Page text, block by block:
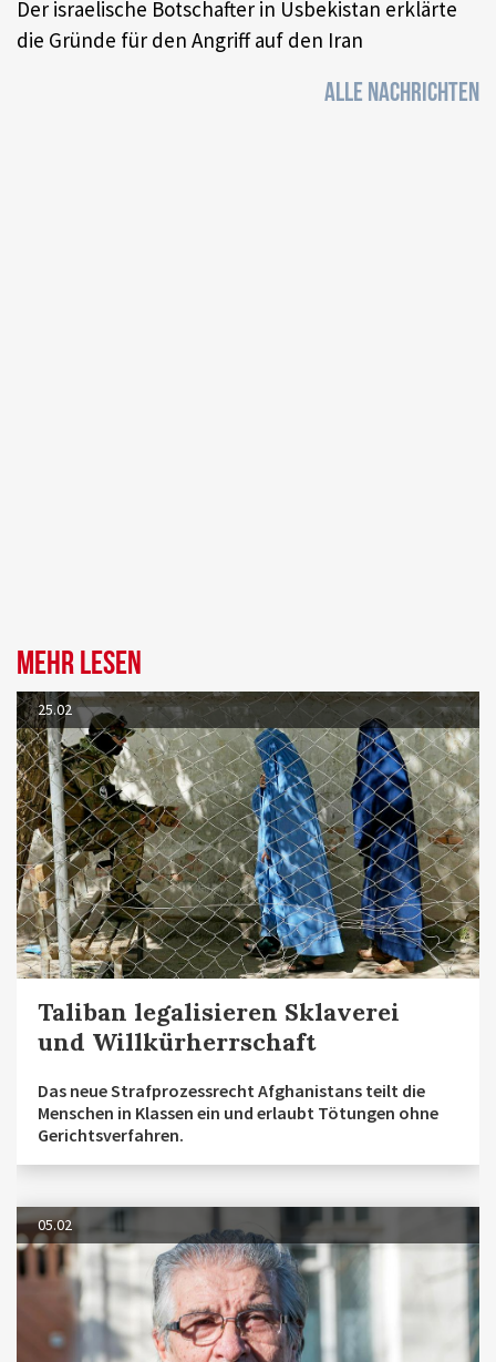
Der israelische Botschafter in Usbekistan erklärte
die Gründe für den Angriff auf den Iran
ALLE NACHRICHTEN
Mehr lesen
25.02
Taliban legalisieren Sklaverei
und Willkürherrschaft
Das neue Strafprozessrecht Afghanistans teilt die
Menschen in Klassen ein und erlaubt Tötungen ohne
Gerichtsverfahren.
05.02